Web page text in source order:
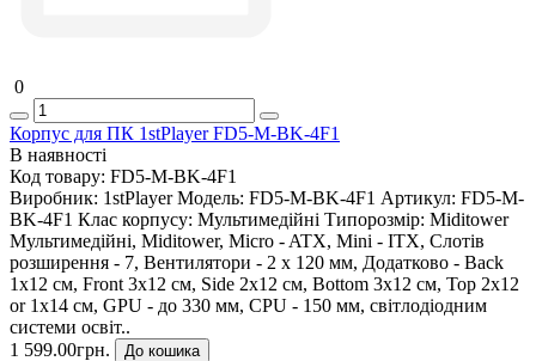
0
Корпус для ПК 1stPlayer FD5-M-BK-4F1
В наявності
Код товару: FD5-M-BK-4F1
Виробник: 1stPlayer Модель: FD5-M-BK-4F1 Артикул: FD5-M-
BK-4F1 Клас корпусу: Мультимедійні Типорозмір: Miditower
Мультимедійні, Miditower, Micro - ATX, Mini - ITX, Слотів
розширення - 7, Вентилятори - 2 х 120 мм, Додатково - Back
1x12 см, Front 3x12 см, Side 2x12 см, Bottom 3x12 см, Top 2x12
or 1х14 см, GPU - до 330 мм, CPU - 150 мм, світлодіодним
системи освіт..
1 599.00грн.
До кошика